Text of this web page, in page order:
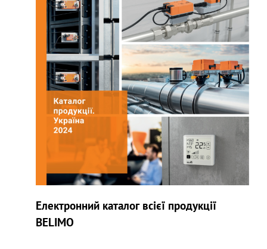
Електронний каталог всієї продукції
BELIMO